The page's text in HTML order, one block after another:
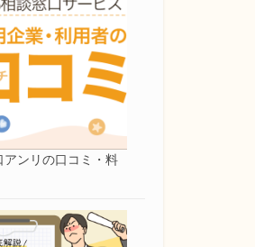
アンリの口コミ・料